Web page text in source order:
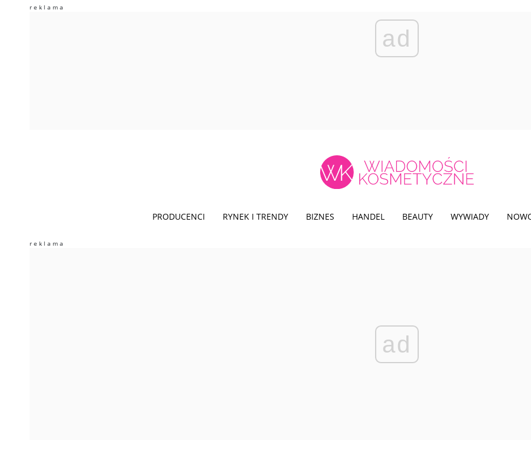
ad
PRODUCENCI RYNEK I TRENDY BIZNES HANDEL BEAUTY WYWIADY
ad